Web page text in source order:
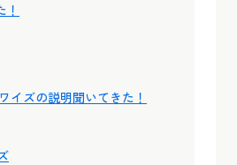
イズの説明聞いてきた！